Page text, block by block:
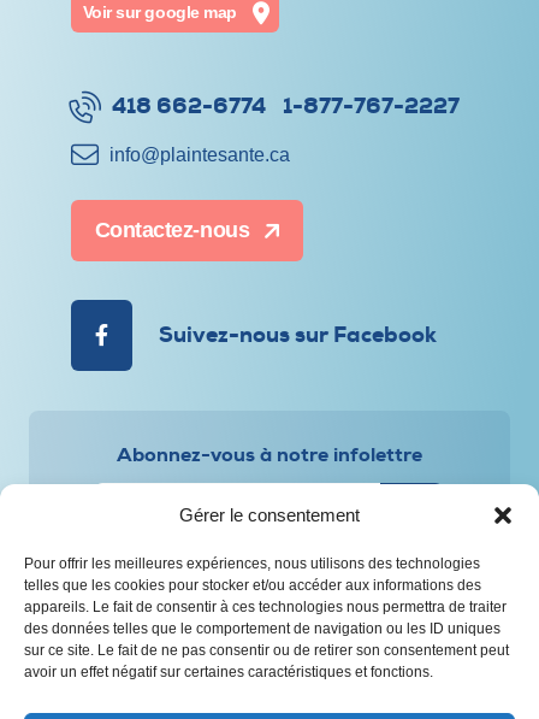
Gérer le consentement
Pour offrir les meilleures expériences, nous utilisons des technologies
telles que les cookies pour stocker et/ou accéder aux informations des
appareils. Le fait de consentir à ces technologies nous permettra de traiter
des données telles que le comportement de navigation ou les ID uniques
sur ce site. Le fait de ne pas consentir ou de retirer son consentement peut
avoir un effet négatif sur certaines caractéristiques et fonctions.
Voir sur google map
418 662-6774 1-877-767-2227
info@​plaintesante.ca
Contactez-nous
Suivez-nous sur Facebook
Abonnez-vous à notre infolettre
Politique de confidentialité et de protection des
renseignements personnels
Conception Web :Agence Polka/Arsenal